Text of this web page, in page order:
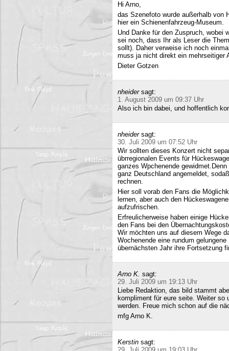
Hi Arno,
das Szenefoto wurde außerhalb von
hier ein Schienenfahrzeug-Museum.
Und Danke für den Zuspruch, wobei
sei noch, dass Ihr als Leser die
sollt). Daher verweise ich noch
muss ja nicht direkt ein mehrseitiger
Dieter Gotzen
nheider sagt:
1. August 2009 um 09:37 Uhr
Also ich bin dabei, und hoffentlich
nheider sagt:
30. Juli 2009 um 07:52 Uhr
Wir sollten dieses Konzert nicht
übrregionalen Events für
ganzes Wpchenende
ganz Deutschland angemeldet,
rechnen.
Hier soll vorab den Fans die
lernen, aber auch den
aufzufrischen.
Erfreulicherweise haben einige
den Fans bei den
Wir möchten uns auf diesem Wege
Wochenende eine rundum
übernächsten Jahr ihre Fortsetzung
Arno K. sagt:
29. Juli 2009 um 19:13 Uhr
Liebe Redaktion, das bild stammt
kompliment für eure seite. Weiter so
werden. Freue mich schon auf die
mfg Arno K.
Kerstin sagt: